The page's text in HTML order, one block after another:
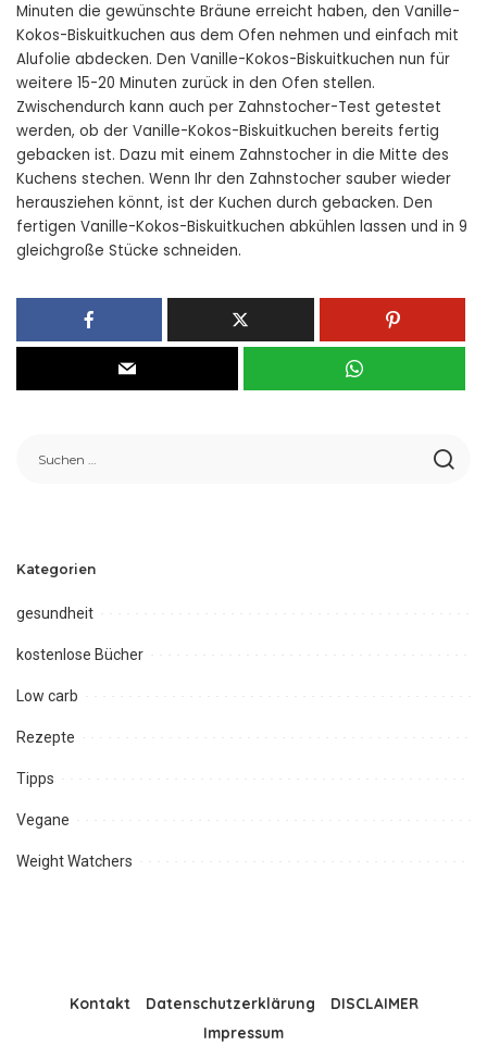
Minuten die gewünschte Bräune erreicht haben, den Vanille-
Kokos-Biskuitkuchen aus dem Ofen nehmen und einfach mit
Alufolie abdecken. Den Vanille-Kokos-Biskuitkuchen nun für
weitere 15-20 Minuten zurück in den Ofen stellen.
Zwischendurch kann auch per Zahnstocher-Test getestet
werden, ob der Vanille-Kokos-Biskuitkuchen bereits fertig
gebacken ist. Dazu mit einem Zahnstocher in die Mitte des
Kuchens stechen. Wenn Ihr den Zahnstocher sauber wieder
herausziehen könnt, ist der Kuchen durch gebacken. Den
fertigen Vanille-Kokos-Biskuitkuchen abkühlen lassen und in 9
gleichgroße Stücke schneiden.
Kategorien
gesundheit
kostenlose Bücher
Low carb
Rezepte
Tipps
Vegane
Weight Watchers
Kontakt Datenschutzerklärung
DISCLAIMER
Impressum